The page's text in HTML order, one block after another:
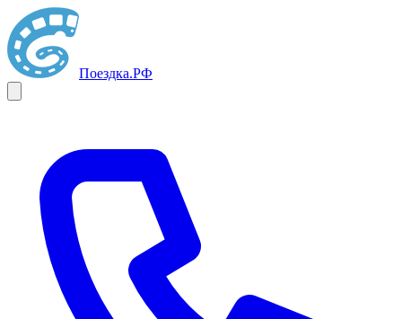
Поездка.РФ